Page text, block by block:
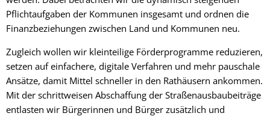
Pflichtaufgaben der Kommunen insgesamt und ordnen die
Finanzbeziehungen zwischen Land und Kommunen neu.
Zugleich wollen wir kleinteilige Förderprogramme reduzieren,
setzen auf einfachere, digitale Verfahren und mehr pauschale
Ansätze, damit Mittel schneller in den Rathäusern ankommen.
Mit der schrittweisen Abschaffung der Straßenausbaubeiträge
entlasten wir Bürgerinnen und Bürger zusätzlich und